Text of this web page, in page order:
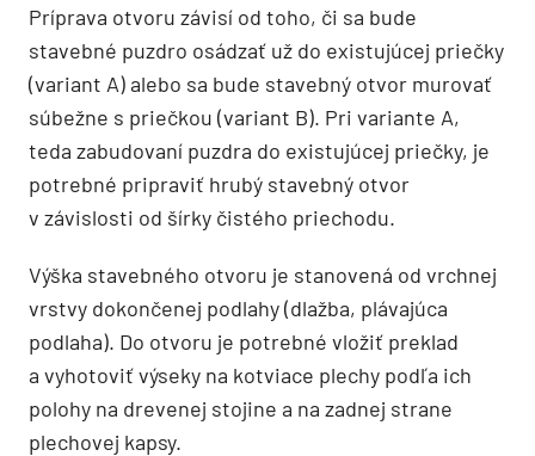
Príprava otvoru závisí od toho, či sa bude
stavebné puzdro osádzať už do existujúcej priečky
(variant A) alebo sa bude stavebný otvor murovať
súbežne s priečkou (variant B). Pri variante A,
teda zabudovaní puzdra do existujúcej priečky, je
potrebné pripraviť hrubý stavebný otvor
v závislosti od šírky čistého priechodu.
Výška stavebného otvoru je stanovená od vrchnej
vrstvy dokončenej podlahy (dlažba, plávajúca
podlaha). Do otvoru je potrebné vložiť preklad
a vyhotoviť výseky na kotviace plechy podľa ich
polohy na drevenej stojine a na zadnej strane
plechovej kapsy.